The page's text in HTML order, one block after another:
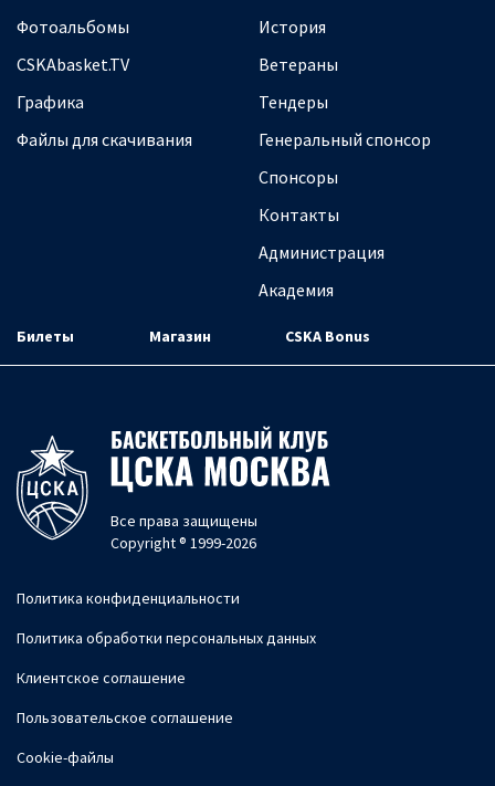
Фотоальбомы
CSKAbasket.TV
Графика
Файлы для скачивания
История
Ветераны
Тендеры
Генеральный спонсор
Спонсоры
Контакты
Администрация
Академия
Билеты Магазин CSKA Bonus
Все права защищены
Copyright ® 1999-2026
Политика конфиденциальности
Политика обработки персональных данных
Клиентское соглашение
Пользовательское соглашение
Cookie-файлы